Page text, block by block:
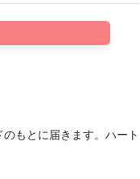
もとに届きます。ハート